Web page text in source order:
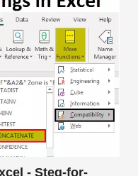
- Steg-for-